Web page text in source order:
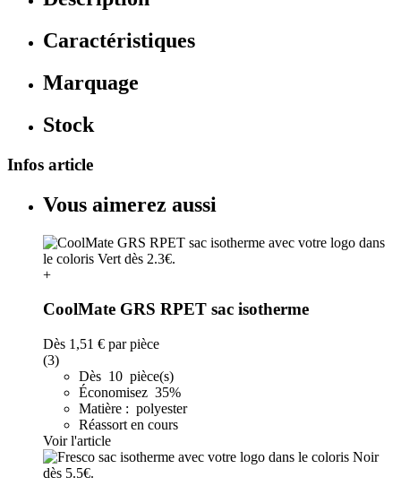
Caractéristiques
Marquage
Stock
Infos article
Vous aimerez aussi
+
CoolMate GRS RPET sac isotherme
Dès 1,51 € par pièce
(3)
Dès 10 pièce(s)
Économisez 35%
Matière : polyester
Réassort en cours
Voir l'article